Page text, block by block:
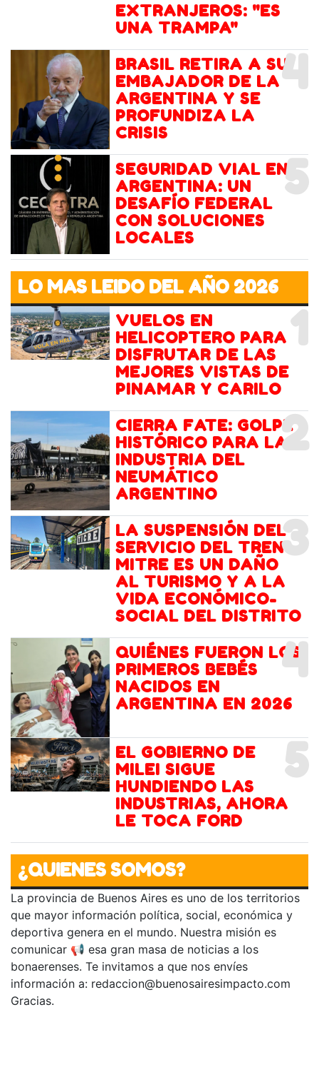
EXTRANJEROS: "ES
UNA TRAMPA"
4
BRASIL RETIRA A SU
EMBAJADOR DE LA
ARGENTINA Y SE
PROFUNDIZA LA
CRISIS
5
SEGURIDAD VIAL EN
ARGENTINA: UN
DESAFÍO FEDERAL
CON SOLUCIONES
LOCALES
LO MAS LEIDO DEL AÑO 2026
1
VUELOS EN
HELICOPTERO PARA
DISFRUTAR DE LAS
MEJORES VISTAS DE
PINAMAR Y CARILO
2
CIERRA FATE: GOLPE
HISTÓRICO PARA LA
INDUSTRIA DEL
NEUMÁTICO
ARGENTINO
3
LA SUSPENSIÓN DEL
SERVICIO DEL TREN
MITRE ES UN DAÑO
AL TURISMO Y A LA
VIDA ECONÓMICO-
SOCIAL DEL DISTRITO
4
QUIÉNES FUERON LOS
PRIMEROS BEBÉS
NACIDOS EN
ARGENTINA EN 2026
5
EL GOBIERNO DE
MILEI SIGUE
HUNDIENDO LAS
INDUSTRIAS, AHORA
LE TOCA FORD
¿QUIENES SOMOS?
La provincia de Buenos Aires es uno de los territorios
que mayor información política, social, económica y
deportiva genera en el mundo. Nuestra misión es
comunicar 📢 esa gran masa de noticias a los
bonaerenses. Te invitamos a que nos envíes
información a: redaccion@buenosairesimpacto.com
Gracias.